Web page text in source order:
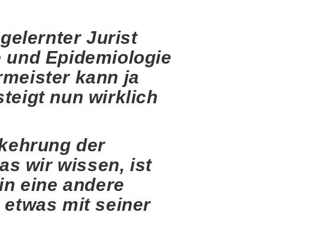
Jurist
Epidemiologie
kann ja
nun wirklich
der
wir wissen, ist
eine andere
mit seiner